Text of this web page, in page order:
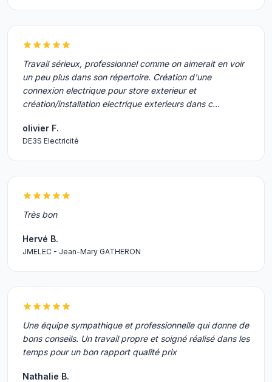
Travail sérieux, professionnel comme on aimerait en voir
un peu plus dans son répertoire. Création d'une
connexion electrique pour store exterieur et
création/installation electrique exterieurs dans c…
olivier F.
DE3S Electricité
Très bon
Hervé B.
JMELEC - Jean-Mary GATHERON
Une équipe sympathique et professionnelle qui donne de
bons conseils. Un travail propre et soigné réalisé dans les
temps pour un bon rapport qualité prix
Nathalie B.